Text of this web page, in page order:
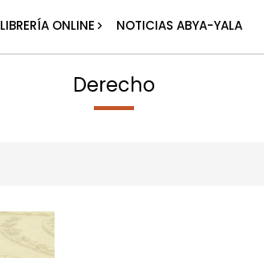
LIBRERÍA ONLINE NOTICIAS ABYA-YALA
Derecho